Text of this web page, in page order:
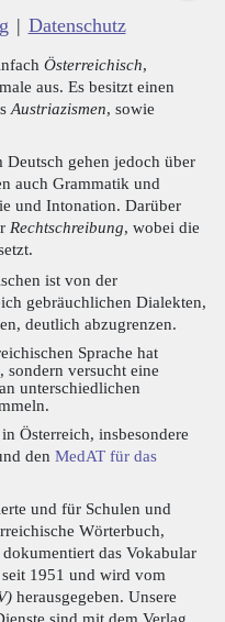
| Datenschutz
Österreichisch,
aus. Es besitzt einen
Austriazismen, sowie
gehen jedoch über
auch Grammatik und
und Intonation. Darüber
Rechtschreibung, wobei die
ist von der
gebräuchlichen Dialekten,
deutlich abzugrenzen.
Sprache hat
sondern versucht eine
unterschiedlichen
Österreich, insbesondere
den MedAT für das
und für Schulen und
Wörterbuch,
das Vokabular
1951 und wird vom
herausgegeben. Unsere
sind mit dem Verlag